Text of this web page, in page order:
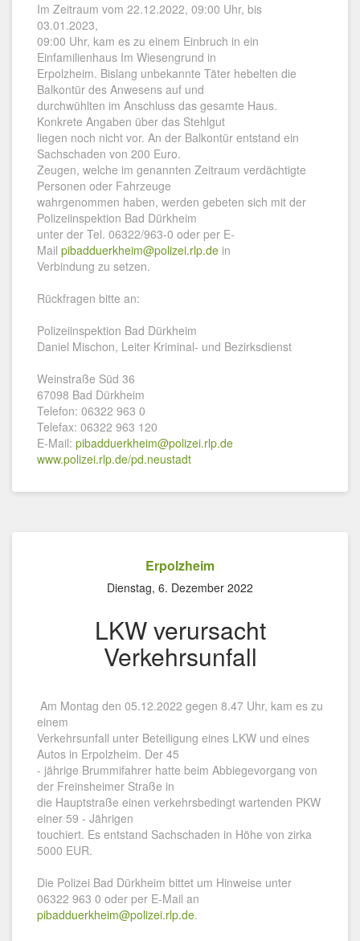
Im Zeitraum vom 22.12.2022, 09:00 Uhr, bis
03.01.2023,
09:00 Uhr, kam es zu einem Einbruch in ein
Einfamilienhaus Im Wiesengrund in
Erpolzheim. Bislang unbekannte Täter hebelten die
Balkontür des Anwesens auf und
durchwühlten im Anschluss das gesamte Haus.
Konkrete Angaben über das Stehlgut
liegen noch nicht vor. An der Balkontür entstand ein
Sachschaden von 200 Euro.
Zeugen, welche im genannten Zeitraum verdächtigte
Personen oder Fahrzeuge
wahrgenommen haben, werden gebeten sich mit der
Polizeiinspektion Bad Dürkheim
unter der Tel. 06322/963-0 oder per E-
Mail pibadduerkheim@polizei.rlp.de in
Verbindung zu setzen.
Rückfragen bitte an:
Polizeiinspektion Bad Dürkheim
Daniel Mischon, Leiter Kriminal- und Bezirksdienst
Weinstraße Süd 36
67098 Bad Dürkheim
Telefon: 06322 963 0
Telefax: 06322 963 120
E-Mail: pibadduerkheim@polizei.rlp.de
www.polizei.rlp.de/pd.neustadt
Erpolzheim
Dienstag, 6. Dezember 2022
LKW verursacht
Verkehrsunfall
Am Montag den 05.12.2022 gegen 8.47 Uhr, kam es zu
einem
Verkehrsunfall unter Beteiligung eines LKW und eines
Autos in Erpolzheim. Der 45
- jährige Brummifahrer hatte beim Abbiegevorgang von
der Freinsheimer Straße in
die Hauptstraße einen verkehrsbedingt wartenden PKW
einer 59 - Jährigen
touchiert. Es entstand Sachschaden in Höhe von zirka
5000 EUR.
Die Polizei Bad Dürkheim bittet um Hinweise unter
06322 963 0 oder per E-Mail an
pibadduerkheim@polizei.rlp.de.